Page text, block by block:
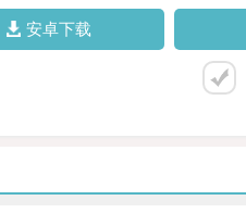
安卓下载